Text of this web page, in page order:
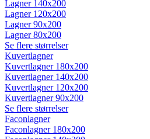
Lagner 140x200
Lagner 120x200
Lagner 90x200
Lagner 80x200
Se flere størrelser
Kuvertlagner
Kuvertlagner 180x200
Kuvertlagner 140x200
Kuvertlagner 120x200
Kuvertlagner 90x200
Se flere størrelser
Faconlagner
Faconlagner 180x200